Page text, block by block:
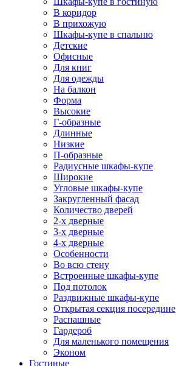
В коридор
В прихожую
Шкафы-купе в спальню
Детские
Офисные
Для книг
Для одежды
На балкон
Форма
Высокие
Г-образные
Длинные
Низкие
П-образные
Радиусные шкафы-купе
Широкие
Угловые шкафы-купе
Закругленный фасад
Количество дверей
2-х дверные
3-х дверные
4-х дверные
Особенности
Во всю стену
Встроенные шкафы-купе
Под потолок
Раздвижные шкафы-купе
Открытая секция посередине
Распашные
Гардероб
Для маленького помещения
Эконом
Гостиные